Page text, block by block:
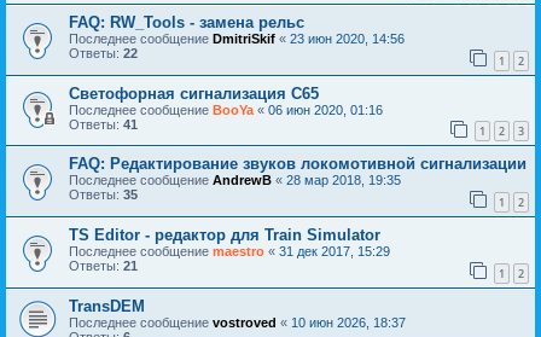
FAQ: RW_Tools - замена рельс
Последнее сообщение DmitriSkif « 23 июн 2020, 14:56
Ответы: 22 1 2
Светофорная сигнализация С65
Последнее сообщение BooYa « 06 июн 2020, 01:16
Ответы: 41 1 2 3
FAQ: Редактирование звуков локомотивной сигнализации
Последнее сообщение AndrewB « 28 мар 2018, 19:35
Ответы: 35 1 2
TS Editor - редактор для Train Simulator
Последнее сообщение maestro « 31 дек 2017, 15:29
Ответы: 21 1 2
TransDEM
Последнее сообщение vostroved « 10 июн 2026, 18:37